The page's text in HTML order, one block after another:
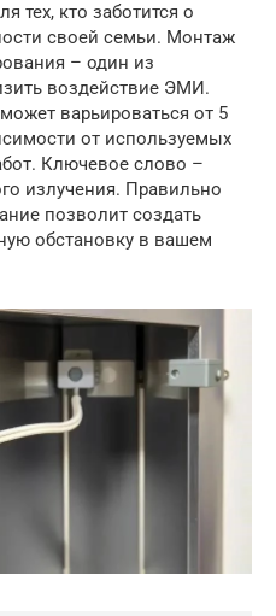
тех, кто заботится о
своей семьи. Монтаж
– один из
воздействие ЭМИ.
варьироваться от 5
от используемых
Ключевое слово –
излучения. Правильно
позволит создать
обстановку в вашем